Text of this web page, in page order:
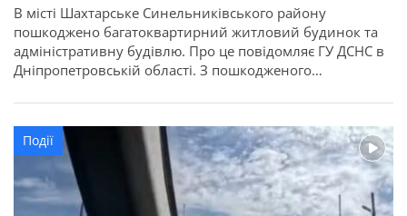
В місті Шахтарське Синельниківського району
пошкоджено багатоквартирний житловий будинок та
адміністративну будівлю. Про це повідомляє ГУ ДСНС в
Дніпропетровській області. З пошкодженого
безпечне місце 25 мешканців, з них — 5 дітей.
Обійшлося без постраждалих. За інформацією
Дніпропетровської обласної ради, у Шахтарському
внаслідок атаки БпЛА горіла квартира.
Події